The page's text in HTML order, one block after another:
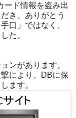
ード情報を盗み出
き、ありがとう
口」ではなく、
た。
ンがあります。
により、DBに保
ます。